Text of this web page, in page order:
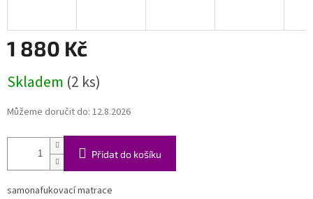
1 880 Kč
cena:
Skladem (2 ks)
Můžeme doručit do: 12.8.2026
Přidat do košíku
samonafukovací matrace